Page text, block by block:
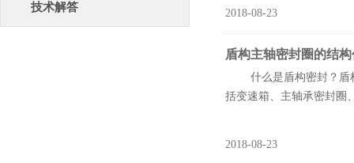
技术解答 2018-08-23
盾构主轴密封圈的结
什么是盾构密封？盾构
括变速箱、主轴承密封圈
2018-08-23